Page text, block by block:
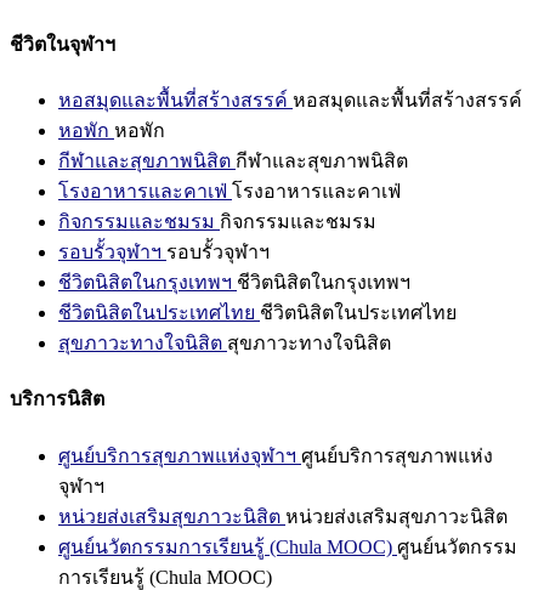
ชีวิตในจุฬาฯ
หอสมุดและพื้นที่สร้างสรรค์ หอสมุดและพื้นที่สร้างสรรค์
หอพัก หอพัก
กีฬาและสุขภาพนิสิต กีฬาและสุขภาพนิสิต
โรงอาหารและคาเฟ่ โรงอาหารและคาเฟ่
กิจกรรมและชมรม กิจกรรมและชมรม
รอบรั้วจุฬาฯ รอบรั้วจุฬาฯ
ชีวิตนิสิตในกรุงเทพฯ ชีวิตนิสิตในกรุงเทพฯ
ชีวิตนิสิตในประเทศไทย ชีวิตนิสิตในประเทศไทย
สุขภาวะทางใจนิสิต สุขภาวะทางใจนิสิต
บริการนิสิต
ศูนย์บริการสุขภาพแห่งจุฬาฯ ศูนย์บริการสุขภาพแห่ง
จุฬาฯ
หน่วยส่งเสริมสุขภาวะนิสิต หน่วยส่งเสริมสุขภาวะนิสิต
ศูนย์นวัตกรรมการเรียนรู้ (Chula MOOC) ศูนย์นวัตกรรม
การเรียนรู้ (Chula MOOC)